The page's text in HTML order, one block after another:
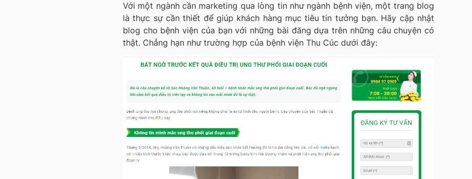
Với một ngành cần marketing qua lòng tin như ngành bệnh viện, một trang blog
là thực sự cần thiết để giúp khách hàng mục tiêu tin tưởng bạn. Hãy cập nhật
blog cho bệnh viện của bạn với những bài đăng dựa trên những câu chuyện có
thật. Chẳng hạn như trường hợp của bệnh viện Thu Cúc dưới đây: